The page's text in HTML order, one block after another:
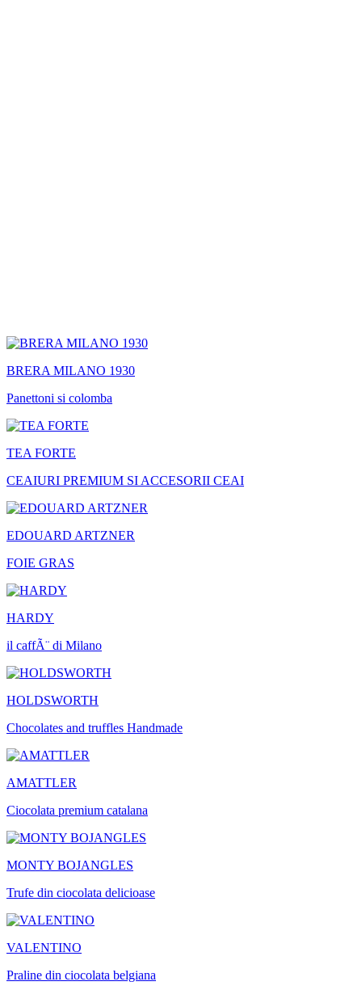
BRERA MILANO 1930
Panettoni si colomba
TEA FORTE
CEAIURI PREMIUM SI ACCESORII CEAI
EDOUARD ARTZNER
FOIE GRAS
HARDY
il caffÃ¨ di Milano
HOLDSWORTH
Chocolates and truffles Handmade
AMATTLER
Ciocolata premium catalana
MONTY BOJANGLES
Trufe din ciocolata delicioase
VALENTINO
Praline din ciocolata belgiana